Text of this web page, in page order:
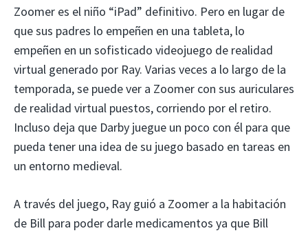
Zoomer es el niño “iPad” definitivo. Pero en lugar de
que sus padres lo empeñen en una tableta, lo
empeñen en un sofisticado videojuego de realidad
virtual generado por Ray. Varias veces a lo largo de la
temporada, se puede ver a Zoomer con sus auriculares
de realidad virtual puestos, corriendo por el retiro.
Incluso deja que Darby juegue un poco con él para que
pueda tener una idea de su juego basado en tareas en
un entorno medieval.
A través del juego, Ray guió a Zoomer a la habitación
de Bill para poder darle medicamentos ya que Bill